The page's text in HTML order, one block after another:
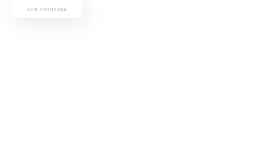
оля полякова